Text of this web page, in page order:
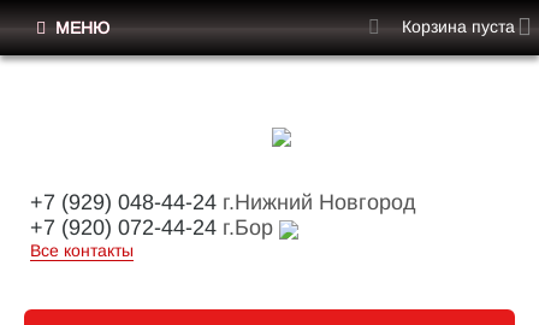
+7 (929) 048-44-24 г.Нижний Новгород
+7 (920) 072-44-24 г.Бор
Все контакты
МЕНЮ Корзина пуста